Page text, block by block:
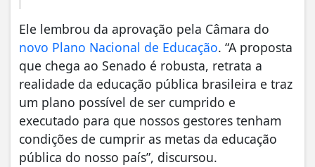
Ele lembrou da aprovação pela Câmara do
novo Plano Nacional de Educação. “A proposta
que chega ao Senado é robusta, retrata a
realidade da educação pública brasileira e traz
um plano possível de ser cumprido e
executado para que nossos gestores tenham
condições de cumprir as metas da educação
pública do nosso país”, discursou.